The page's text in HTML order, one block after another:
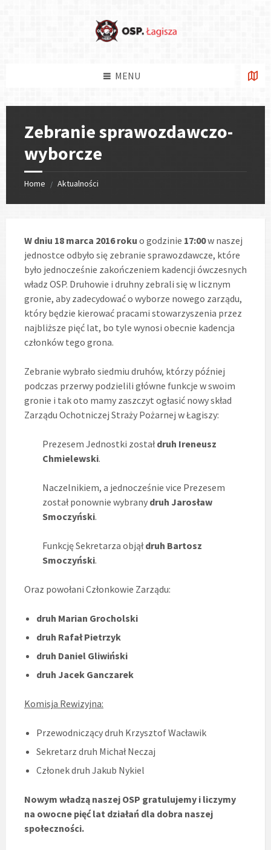
MENU
Zebranie sprawozdawczo-
wyborcze
Home / Aktualności
W dniu 18 marca 2016 roku o godzinie 17:00w naszej
jednostce odbyło się zebranie sprawozdawcze, które
było jednocześnie zakończeniem kadencji ówczesnych
władz OSP. Druhowie i druhny zebrali się w licznym
gronie, aby zadecydować o wyborze nowego zarządu,
który będzie kierować pracami stowarzyszenia przez
najbliższe pięć lat, bo tyle wynosi obecnie kadencja
członków tego grona.
Zebranie wybrało siedmiu druhów, którzy później
podczas przerwy podzielili główne funkcje w swoim
gronie i tak oto mamy zaszczyt ogłasić nowy skład
Zarządu Ochotniczej Straży Pożarnej w Łagiszy:
Prezesem Jednostki zostałdruh Ireneusz
Chmielewski.
Naczelnikiem, a jednocześnie vice Prezesem
został ponownie wybrany druh Jarosław
Smoczyński.
Funkcję Sekretarza objąłdruh Bartosz
Smoczyński.
Oraz powołani Członkowie Zarządu:
druh Marian Grocholski
druh Rafał Pietrzyk
druh Daniel Gliwiński
druh Jacek Ganczarek
Komisja Rewizyjna:
Przewodniczący druh Krzysztof Wacławik
Sekretarz druh Michał Neczaj
Członek druh Jakub Nykiel
Nowym władzą naszej OSP gratulujemy i liczymy
na owocne pięć lat działań dla dobra naszej
społeczności.